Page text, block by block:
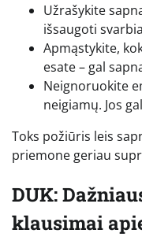
Užrašykite
išsaugoti
Apmąstykite,
esate – gal
Neignoruokite
neigiamų. Jos
Toks požiūris leis
priemone geriau
DUK:
klausimai